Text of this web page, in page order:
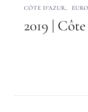
CÔTE D’AZUR
2019 |